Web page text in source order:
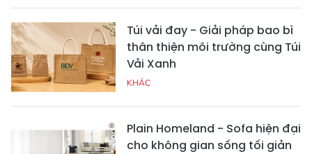
Túi vải đay - Giải pháp bao bì
thân thiện môi trường cùng Túi
Vải Xanh
KHÁC
Plain Homeland - Sofa hiện đại
cho không gian sống tối giản